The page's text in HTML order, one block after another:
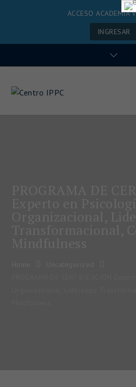
ACCESO ACADEMIA
INGRESAR